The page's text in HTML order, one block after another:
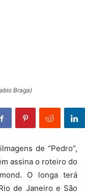
Braga)
de “Pedro”,
assina o roteiro do
O longa terá
de Janeiro e São